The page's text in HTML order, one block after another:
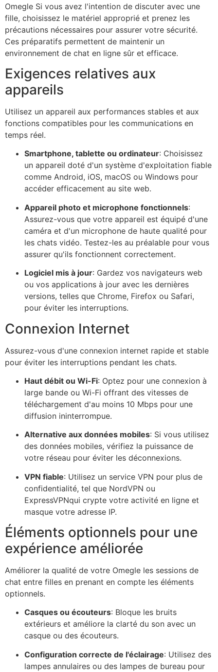
Omegle Si vous avez l'intention de discuter avec une
fille, choisissez le matériel approprié et prenez les
précautions nécessaires pour assurer votre sécurité.
Ces préparatifs permettent de maintenir un
environnement de chat en ligne sûr et efficace.
Exigences relatives aux
appareils
Utilisez un appareil aux performances stables et aux
fonctions compatibles pour les communications en
temps réel.
Smartphone, tablette ou ordinateur: Choisissez
un appareil doté d'un système d'exploitation fiable
comme Android, iOS, macOS ou Windows pour
accéder efficacement au site web.
Appareil photo et microphone fonctionnels:
Assurez-vous que votre appareil est équipé d'une
caméra et d'un microphone de haute qualité pour
les chats vidéo. Testez-les au préalable pour vous
assurer qu'ils fonctionnent correctement.
Logiciel mis à jour: Gardez vos navigateurs web
ou vos applications à jour avec les dernières
versions, telles que Chrome, Firefox ou Safari,
pour éviter les interruptions.
Connexion Internet
Assurez-vous d'une connexion internet rapide et stable
pour éviter les interruptions pendant les chats.
Haut débit ou Wi-Fi: Optez pour une connexion à
large bande ou Wi-Fi offrant des vitesses de
téléchargement d'au moins 10 Mbps pour une
diffusion ininterrompue.
Alternative aux données mobiles: Si vous utilisez
des données mobiles, vérifiez la puissance de
votre réseau pour éviter les déconnexions.
VPN fiable: Utilisez un service VPN pour plus de
confidentialité, tel que NordVPN ou
ExpressVPNqui crypte votre activité en ligne et
masque votre adresse IP.
Éléments optionnels pour une
expérience améliorée
Améliorer la qualité de votre Omegle les sessions de
chat entre filles en prenant en compte les éléments
optionnels.
Casques ou écouteurs: Bloque les bruits
extérieurs et améliore la clarté du son avec un
casque ou des écouteurs.
Configuration correcte de l'éclairage: Utilisez des
lampes annulaires ou des lampes de bureau pour